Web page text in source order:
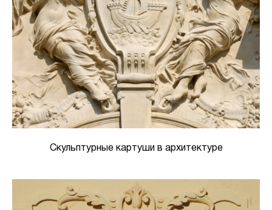
Скульптурные картуши в архитектуре